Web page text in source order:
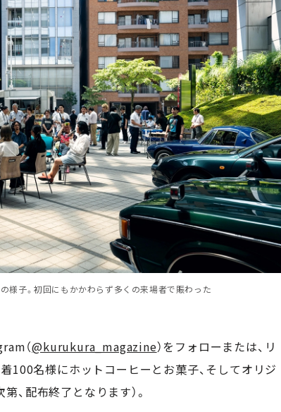
様子。初回にもかかわらず多くの来場者で賑わった
（@kurukura_magazine）をフォローまたは、リ
100名様にホットコーヒーとお菓子、そしてオリジ
、配布終了となります）。